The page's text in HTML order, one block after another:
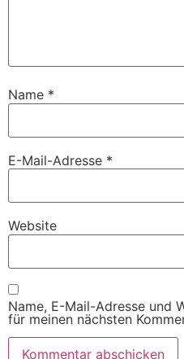
Name *
E-Mail-Adresse *
Website
Name, E-Mail-Adresse und
für meinen nächsten